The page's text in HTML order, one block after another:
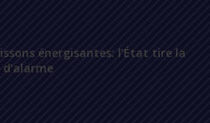
énergisantes: l’État tire la